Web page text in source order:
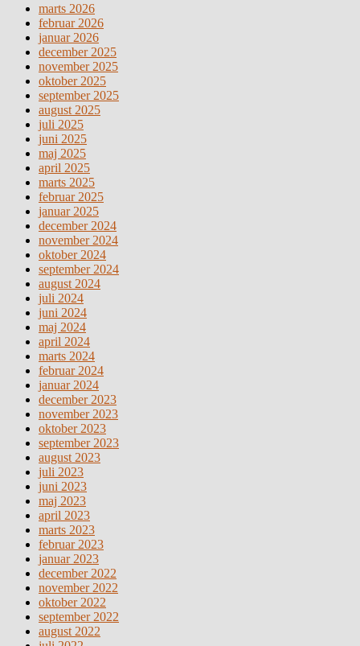
marts 2026
februar 2026
januar 2026
december 2025
november 2025
oktober 2025
september 2025
august 2025
juli 2025
juni 2025
maj 2025
april 2025
marts 2025
februar 2025
januar 2025
december 2024
november 2024
oktober 2024
september 2024
august 2024
juli 2024
juni 2024
maj 2024
april 2024
marts 2024
februar 2024
januar 2024
december 2023
november 2023
oktober 2023
september 2023
august 2023
juli 2023
juni 2023
maj 2023
april 2023
marts 2023
februar 2023
januar 2023
december 2022
november 2022
oktober 2022
september 2022
august 2022